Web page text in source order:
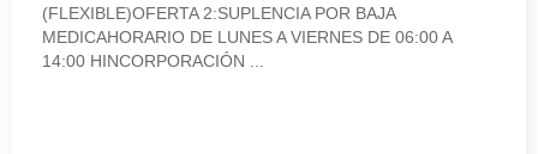
(FLEXIBLE)OFERTA 2:SUPLENCIA POR BAJA
MEDICAHORARIO DE LUNES A VIERNES DE 06:00 A
14:00 HINCORPORACIÓN ...